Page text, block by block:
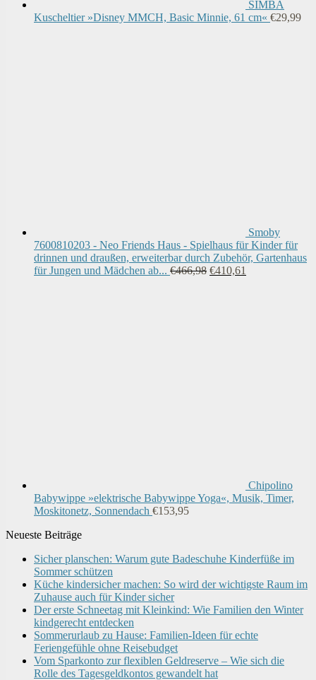
SIMBA
Kuscheltier »Disney MMCH, Basic Minnie, 61 cm« €29,99
Smoby
7600810203 - Neo Friends Haus - Spielhaus für Kinder für
drinnen und draußen, erweiterbar durch Zubehör, Gartenhaus
für Jungen und Mädchen ab... €466,98 Ursprünglicher
€410,61
Chipolino
Babywippe »elektrische Babywippe Yoga«, Musik, Timer,
Moskitonetz, Sonnendach €153,95
Neueste Beiträge
Sicher planschen: Warum gute Badeschuhe Kinderfüße im
Sommer schützen
Küche kindersicher machen: So wird der wichtigste Raum im
Zuhause auch für Kinder sicher
Der erste Schneetag mit Kleinkind: Wie Familien den Winter
kindgerecht entdecken
Sommerurlaub zu Hause: Familien-Ideen für echte
Feriengefühle ohne Reisebudget
Vom Sparkonto zur flexiblen Geldreserve – Wie sich die
Rolle des Tagesgeldkontos gewandelt hat